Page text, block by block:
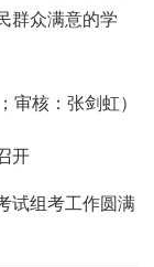
群众满意的学
审核：张剑虹）
开
试组考工作圆满